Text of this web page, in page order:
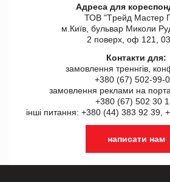
Адреса для
ТОВ "Tрейд Мастер
м.Київ, бульвар Миколи
2 поверх, оф 121,
Контакти для:
замовлення треннгів,
+380 (67) 502-99-
замовлення реклами на
+380 (67) 502 30
інші питання: +380 (44) 383 92 39,
написати нам